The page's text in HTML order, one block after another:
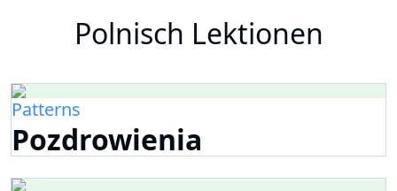
Polnisch Lektionen
Patterns
Pozdrowienia